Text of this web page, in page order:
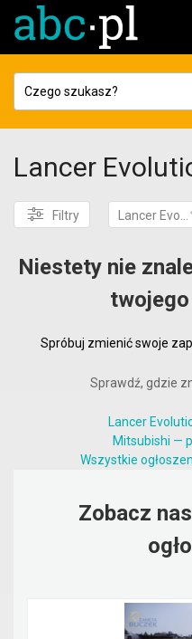
Lancer
Filtry Lancer
Niestety nie
Spróbuj zmienić swoje
Sprawdź, gdzie
Lancer
Mitsubishi —
Wszystkie
Zobacz